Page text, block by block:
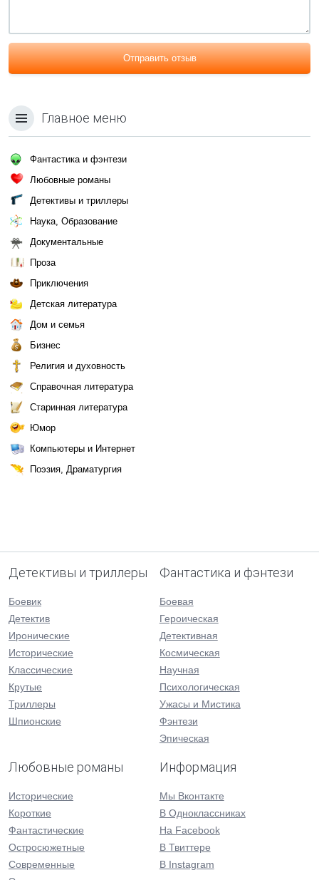
Отправить отзыв
Главное меню
Фантастика и фэнтези
Любовные романы
Детективы и триллеры
Наука, Образование
Документальные
Проза
Приключения
Детская литература
Дом и семья
Бизнес
Религия и духовность
Справочная литература
Старинная литература
Юмор
Компьютеры и Интернет
Поэзия, Драматургия
Детективы и триллеры
Боевик
Детектив
Иронические
Исторические
Классические
Крутые
Триллеры
Шпионские
Фантастика и фэнтези
Боевая
Героическая
Детективная
Космическая
Научная
Психологическая
Ужасы и Мистика
Фэнтези
Эпическая
Любовные романы
Исторические
Короткие
Фантастические
Остросюжетные
Современные
Информация
Мы Вконтакте
В Одноклассниках
На Facebook
В Твиттере
В Instagram